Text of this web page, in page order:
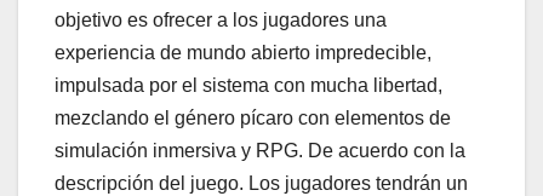
objetivo es ofrecer a los jugadores una
experiencia de mundo abierto impredecible,
impulsada por el sistema con mucha libertad,
mezclando el género pícaro con elementos de
simulación inmersiva y RPG. De acuerdo con la
descripción del juego. Los jugadores tendrán un